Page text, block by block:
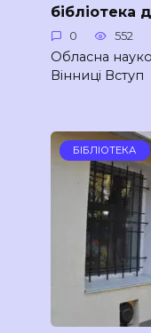
бібліотека
0 552
Обласна
Вінниці Вступ
БІБЛІОТЕКА